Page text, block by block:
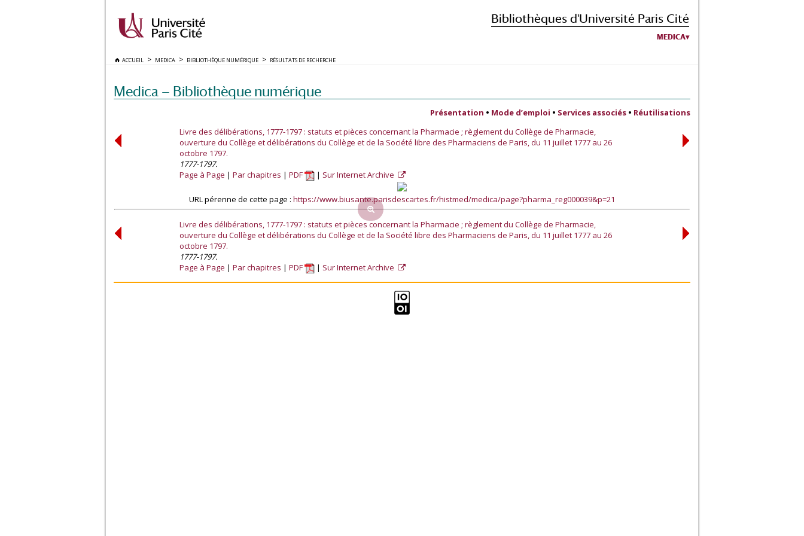
Bibliothèques d'Université Paris Cité
MEDICA
ACCUEIL MEDICA BIBLIOTHÈQUE NUMÉRIQUE RÉSULTATS DE RECHERCHE
Medica — Bibliothèque numérique
Présentation • Mode d’emploi • Services associés • Réutilisations
Livre des délibérations, 1777-1797 : statuts et pièces concernant la Pharmacie ; règlement du Collège de Pharmacie,
ouverture du Collège et délibérations du Collège et de la Société libre des Pharmaciens de Paris, du 11 juillet 1777 au 26
octobre 1797.
1777-1797.
Page à Page
Par chapitres PDF Sur Internet Archive
URL pérenne de cette page : https://www.biusante.parisdescartes.fr/histmed/medica/page?pharma_reg000039&p=21
Livre des délibérations, 1777-1797 : statuts et pièces concernant la Pharmacie ; règlement du Collège de Pharmacie,
ouverture du Collège et délibérations du Collège et de la Société libre des Pharmaciens de Paris, du 11 juillet 1777 au 26
octobre 1797.
1777-1797.
Page à Page
Par chapitres PDF Sur Internet Archive